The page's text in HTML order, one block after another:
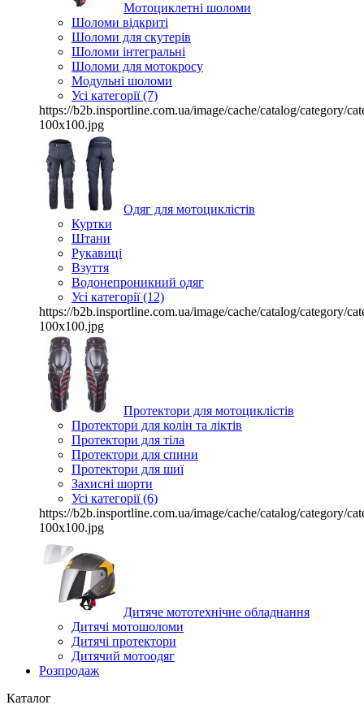
Мотоциклетні шоломи
Шоломи відкриті
Шоломи для скутерів
Шоломи інтегральні
Шоломи для мотокросу
Модульні шоломи
Усі категорії (7)
https://b2b.insportline.com.ua/image/cache/catalog/category/
100x100.jpg
Одяг для мотоциклістів
Куртки
Штани
Рукавиці
Взуття
Водонепроникний одяг
Усі категорії (12)
https://b2b.insportline.com.ua/image/cache/catalog/category/
100x100.jpg
Протектори для мотоциклістів
Протектори для колін та ліктів
Протектори для тіла
Протектори для спини
Протектори для шиї
Захисні шорти
Усі категорії (6)
https://b2b.insportline.com.ua/image/cache/catalog/category/
100x100.jpg
Дитяче мототехнічне обладнання
Дитячі мотошоломи
Дитячі протектори
Дитячий мотоодяг
Розпродаж
Каталог